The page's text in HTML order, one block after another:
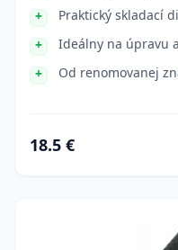
Praktický skladací
Ideálny na úpravu
Od renomovanej
18.5 €